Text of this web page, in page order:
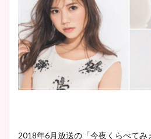
2018年6月放送の「今夜くらべてみ